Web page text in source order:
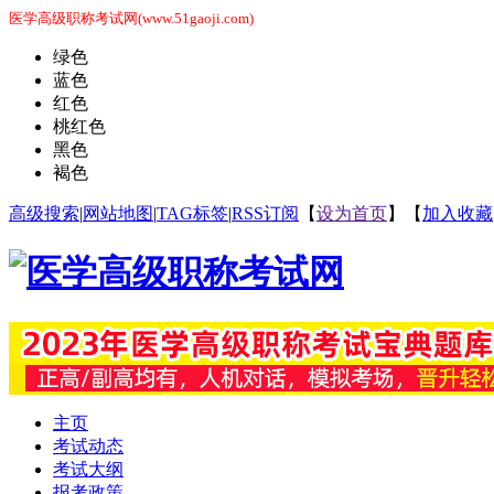
医学高级职称考试网(www.51gaoji.com)
绿色
蓝色
红色
桃红色
黑色
褐色
高级搜索|网站地图|TAG标签|RSS订阅 【设为首页】【 加入收藏
主页
考试动态
考试大纲